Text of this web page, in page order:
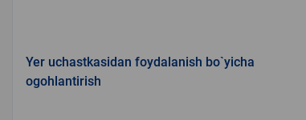
Yer uchastkasidan foydalanish bo`yicha
ogohlantirish